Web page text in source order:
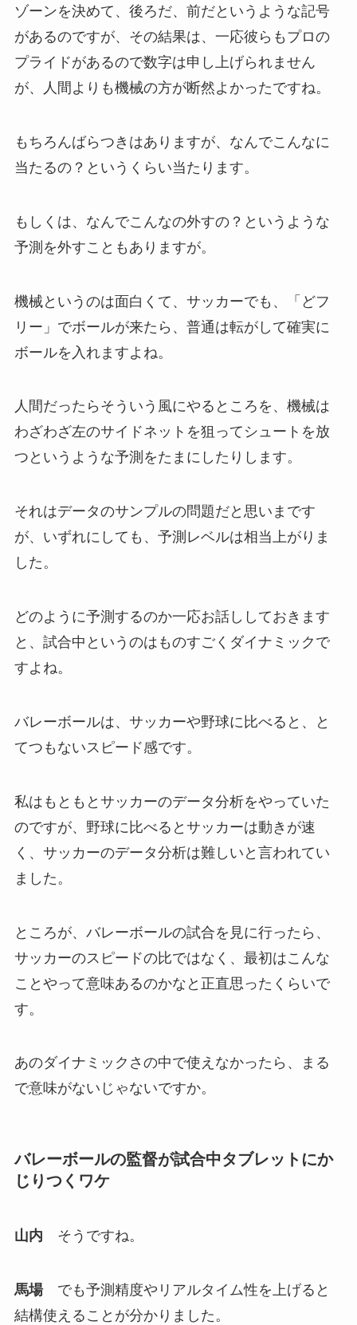
ゾーンを決めて、後ろだ、前だというような記号
があるのですが、その結果は、一応彼らもプロの
プライドがあるので数字は申し上げられません
が、人間よりも機械の方が断然よかったですね。
もちろんばらつきはありますが、なんでこんなに
当たるの？というくらい当たります。
もしくは、なんでこんなの外すの？というような
予測を外すこともありますが。
機械というのは面白くて、サッカーでも、「どフ
リー」でボールが来たら、普通は転がして確実に
ボールを入れますよね。
人間だったらそういう風にやるところを、機械は
わざわざ左のサイドネットを狙ってシュートを放
つというような予測をたまにしたりします。
それはデータのサンプルの問題だと思いまです
が、いずれにしても、予測レベルは相当上がりま
した。
どのように予測するのか一応お話ししておきます
と、試合中というのはものすごくダイナミックで
すよね。
バレーボールは、サッカーや野球に比べると、と
てつもないスピード感です。
私はもともとサッカーのデータ分析をやっていた
のですが、野球に比べるとサッカーは動きが速
く、サッカーのデータ分析は難しいと言われてい
ました。
ところが、バレーボールの試合を見に行ったら、
サッカーのスピードの比ではなく、最初はこんな
ことやって意味あるのかなと正直思ったくらいで
す。
あのダイナミックさの中で使えなかったら、まる
で意味がないじゃないですか。
バレーボールの監督が試合中タブレットにか
じりつくワケ
山内 そうですね。
馬場でも予測精度やリアルタイム性を上げると
結構使えることが分かりました。